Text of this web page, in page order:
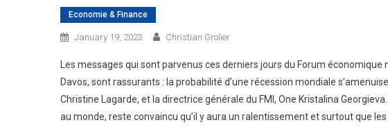
Economie & Finance
January 19, 2023 Christian Grolier
Les messages qui sont parvenus ces derniers jours du Forum
Davos, sont rassurants : la probabilité d’une récession mondiale
Christine Lagarde, et la directrice générale du FMI, One Kristalina
au monde, reste convaincu qu’il y aura un ralentissement et surtout que